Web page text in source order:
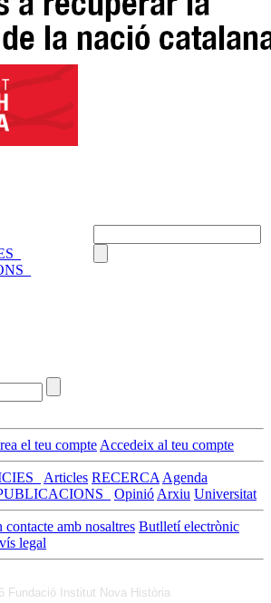
el teu compte Accedeix al teu compte
Articles RECERCA Agenda
Opinió Arxiu Universitat
contacte amb nosaltres Butlletí electrònic
legal
Fundació Institut Nova Història